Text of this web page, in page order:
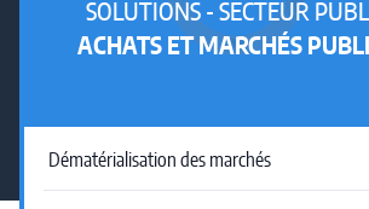
SOLUTIONS - SECTEUR
ACHATS ET MARCHÉS
Dématérialisation des marchés